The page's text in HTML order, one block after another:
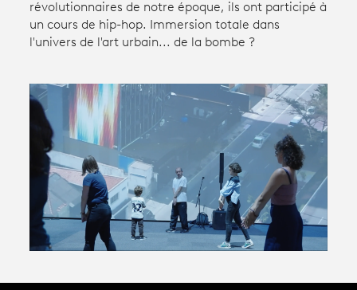
connexion
Avantages fidélité
Productions et innovation
révolutionnaires de notre époque, ils ont participé à
un cours de hip-hop. Immersion totale dans
l'univers de l'art urbain... de la bombe ?